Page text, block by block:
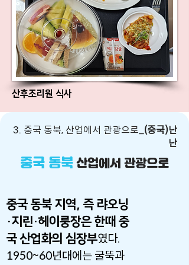
산후조리원 식사
3. 중국 동북, 산업에서 관광으로_ (중국)난
난
중국 동북 산업에서 관광으로
중국 동북 지역, 즉 랴오닝
·지린·헤이룽장은 한때 중
국 산업화의 심장부였다.
1950~60년대에는 굴뚝과